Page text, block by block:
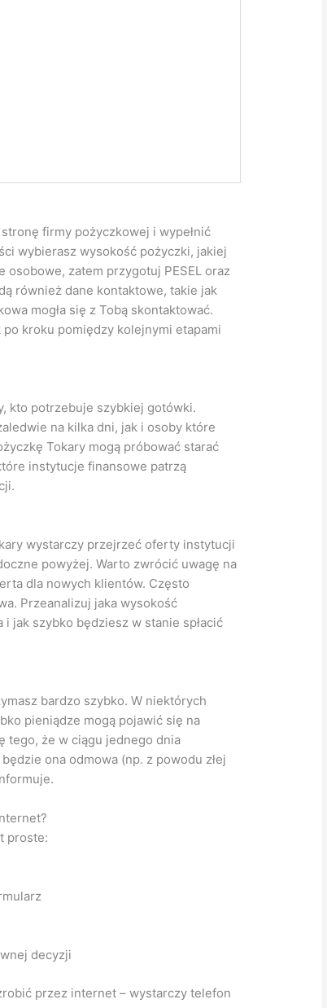
firmy pożyczkowej i wypełnić
wybierasz wysokość pożyczki, jakiej
zatem przygotuj PESEL oraz
również dane kontaktowe, takie jak
mogła się z Tobą skontaktować.
kroku pomiędzy kolejnymi etapami
kto potrzebuje szybkiej gotówki.
na kilka dni, jak i osoby które
Tokary mogą próbować starać
instytucje finansowe patrzą
wystarczy przejrzeć oferty instytucji
powyżej. Warto zwrócić uwagę na
dla nowych klientów. Często
Przeanalizuj jaka wysokość
jak szybko będziesz w stanie spłacić
bardzo szybko. W niektórych
pieniądze mogą pojawić się na
tego, że w ciągu jednego dnia
ona odmowa (np. z powodu złej
proste:
decyzji
przez internet – wystarczy telefon